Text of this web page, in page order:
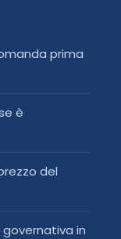
prima
è
del
in